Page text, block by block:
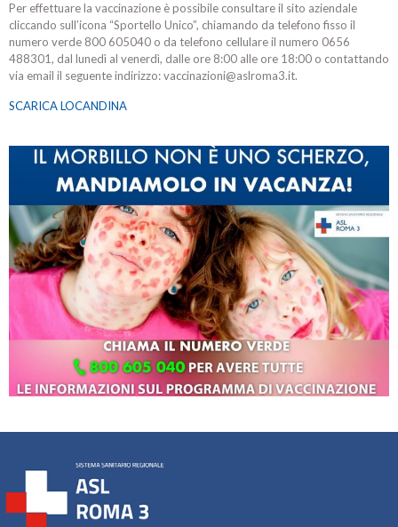
Per effettuare la vaccinazione è possibile consultare il sito aziendale
cliccando sull’icona “Sportello Unico”, chiamando da telefono fisso il
numero verde 800 605040 o da telefono cellulare il numero 0656
488301, dal lunedì al venerdì, dalle ore 8:00 alle ore 18:00 o contattando
via email il seguente indirizzo: vaccinazioni@aslroma3.it.
SCARICA LOCANDINA